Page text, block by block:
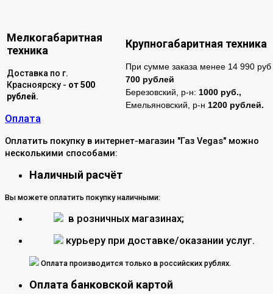
Мелкогабаритная
техника
Крупногабаритная техника
Доставка по г.
Красноярску - от 500
рублей.
При сумме заказа менее 14 990 руб
700 рублей
Березовский, р-н: 1000 руб.,
Емельяновский, р-н 1200 рублей.
Оплата
Оплатить покупку в интернет-магазин "Газ Vegas" можно
несколькими способами:
Наличный расчёт
Вы можете оплатить покупку наличными:
в розничных магазинах;
курьеру при доставке/оказании услуг.
Оплата производится только в российских рублях.
Оплата банковской картой